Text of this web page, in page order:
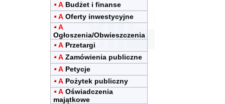
A Budżet i finanse
A Oferty inwestycyjne
A
Ogłoszenia/Obwieszczenia
A Przetargi
A Zamówienia publiczne
A Petycje
A Pożytek publiczny
A Oświadczenia
majątkowe